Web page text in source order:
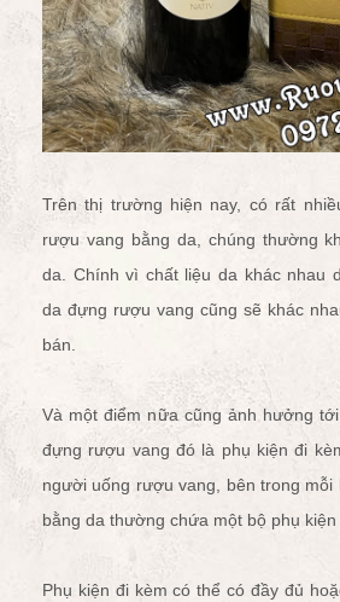
Trên thị trường hiện nay, có rất
rượu vang bằng da, chúng thường
da. Chính vì chất liệu da khác nhau
da đựng rượu vang cũng sẽ khác
bán.
Và một điểm nữa cũng ảnh hưởng
đựng rượu vang đó là phụ kiện đi
người uống rượu vang, bên trong
bằng da thường chứa một bộ phụ
Phụ kiện đi kèm có thể có đầy đủ